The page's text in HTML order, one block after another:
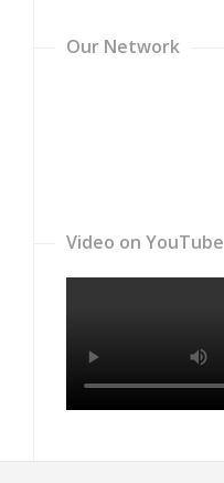
Our Network
Video on YouTube